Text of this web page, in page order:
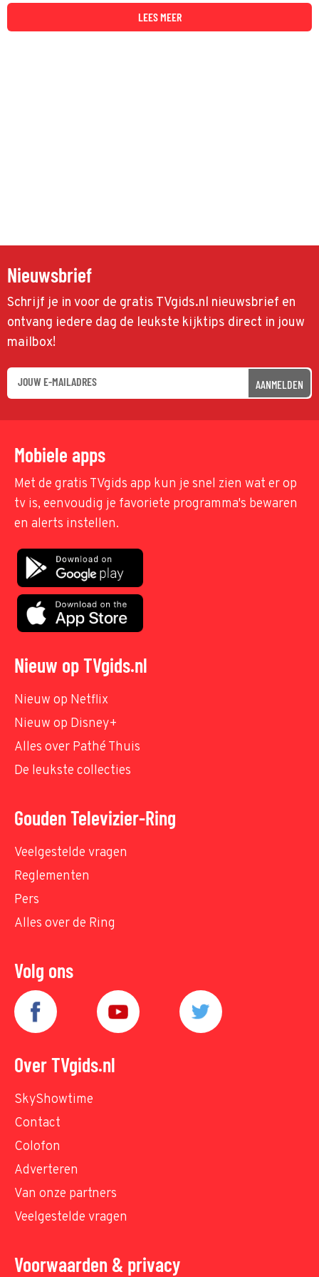
LEES MEER
Nieuwsbrief
Schrijf je in voor de gratis TVgids.nl nieuwsbrief en
ontvang iedere dag de leukste kijktips direct in jouw
mailbox!
AANMELDEN
Mobiele apps
Met de gratis TVgids app kun je snel zien wat er op
tv is, eenvoudig je favoriete programma's bewaren
en alerts instellen.
Nieuw op TVgids.nl
Nieuw op Netflix
Nieuw op Disney+
Alles over Pathé Thuis
De leukste collecties
Gouden Televizier-Ring
Veelgestelde vragen
Reglementen
Pers
Alles over de Ring
Volg ons
Over TVgids.nl
SkyShowtime
Contact
Colofon
Adverteren
Van onze partners
Veelgestelde vragen
Voorwaarden & privacy